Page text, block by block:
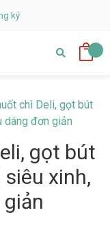
ký
chì Deli, gọt bút
dáng đơn giản
gọt bút
xinh,